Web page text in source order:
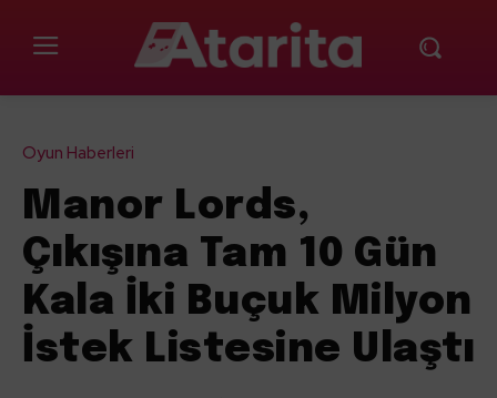
Oyun Haberleri
Manor Lords,
Çıkışına Tam 10 Gün
Kala İki Buçuk Milyon
İstek Listesine Ulaştı